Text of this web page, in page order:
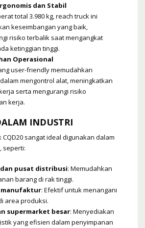
dan Stabil
total 3.980 kg, reach truck ini
keseimbangan yang baik,
risiko terbalik saat mengangkat
ketinggian tinggi.
Operasional
user-friendly memudahkan
mengontrol alat, meningkatkan
serta mengurangi risiko
kerja.
INDUSTRI
CQD20 sangat ideal digunakan dalam
seperti:
pusat distribusi: Memudahkan
barang di rak tinggi.
: Efektif untuk menangani
area produksi.
supermarket besar: Menyediakan
yang efisien dalam penyimpanan